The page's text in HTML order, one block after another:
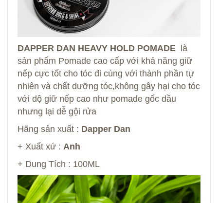
DAPPER DAN HEAVY HOLD POMADE là
sản phẩm Pomade cao cấp với khả năng giữ
nếp cực tốt cho tóc đi cùng với thành phần tự
nhiên và chất dưỡng tóc,không gây hại cho tóc
với dộ giữ nếp cao như pomade gốc dầu
nhưng lại dễ gội rửa
Hãng sản xuất : Dapper Dan
+ Xuất xứ : Anh
+ Dung Tích : 100ML